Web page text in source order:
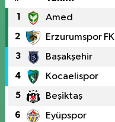
1 Amed
2 Erzurumspor FK
3 Başakşehir
4 Kocaelispor
5 Beşiktaş
6 Eyüpspor